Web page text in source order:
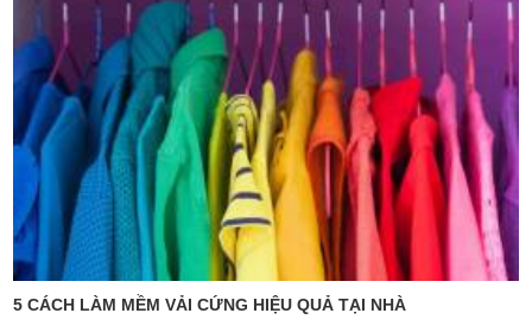
5 CÁCH LÀM MỀM VẢI CỨNG HIỆU QUẢ TẠI NHÀ